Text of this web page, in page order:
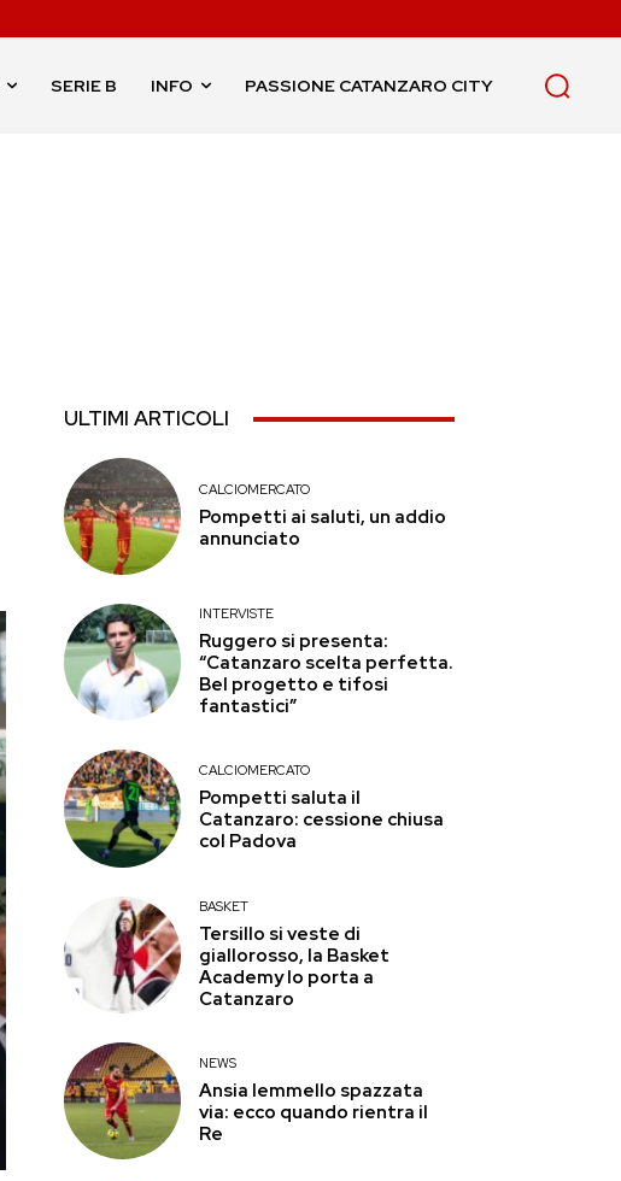
SERIE B INFO PASSIONE CATANZARO CITY
ULTIMI ARTICOLI
CALCIOMERCATO
Pompetti ai saluti, un addio
annunciato
INTERVISTE
Ruggero si presenta:
“Catanzaro scelta perfetta.
Bel progetto e tifosi
fantastici”
CALCIOMERCATO
Pompetti saluta il
Catanzaro: cessione chiusa
col Padova
BASKET
Tersillo si veste di
giallorosso, la Basket
Academy lo porta a
Catanzaro
NEWS
Ansia Iemmello spazzata
via: ecco quando rientra il
Re